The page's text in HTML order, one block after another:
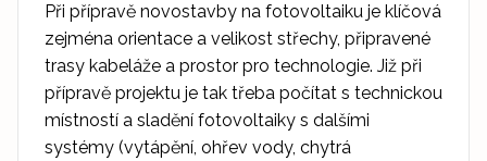
Při přípravě novostavby na fotovoltaiku je klíčová
zejména orientace a velikost střechy, připravené
trasy kabeláže a prostor pro technologie. Již při
přípravě projektu je tak třeba počítat s technickou
místností a sladění fotovoltaiky s dalšími
systémy (vytápění, ohřev vody, chytrá